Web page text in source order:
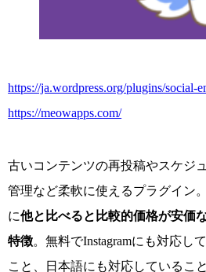
https://ja.wordpress.org/plugins/social-
https://meowapps.com/
古いコンテンツの再投稿やスケジ
管理など柔軟に使えるプラグイン
に他と比べると比較的価格が安価
特徴。無料でInstagramにも対応し
こと、日本語にも対応していること